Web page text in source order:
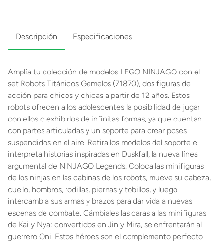
Descripción Especificaciones
Amplía tu colección de modelos LEGO NINJAGO con el
set Robots Titánicos Gemelos (71870), dos figuras de
acción para chicos y chicas a partir de 12 años. Estos
robots ofrecen a los adolescentes la posibilidad de jugar
con ellos o exhibirlos de infinitas formas, ya que cuentan
con partes articuladas y un soporte para crear poses
suspendidos en el aire. Retira los modelos del soporte e
interpreta historias inspiradas en Duskfall, la nueva línea
argumental de NINJAGO Legends. Coloca las minifiguras
de los ninjas en las cabinas de los robots, mueve su cabeza,
cuello, hombros, rodillas, piernas y tobillos, y luego
intercambia sus armas y brazos para dar vida a nuevas
escenas de combate. Cámbiales las caras a las minifiguras
de Kai y Nya: convertidos en Jin y Mira, se enfrentarán al
guerrero Oni. Estos héroes son el complemento perfecto